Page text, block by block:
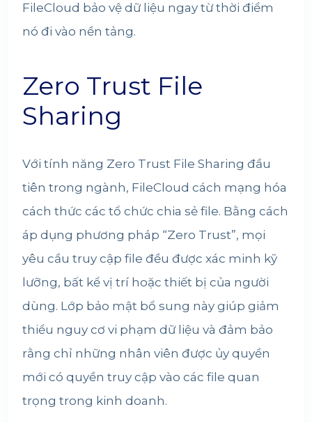
FileCloud bảo vệ dữ liệu ngay từ thời điểm
nó đi vào nền tảng.
Zero Trust File
Sharing
Với tính năng Zero Trust File Sharing đầu
tiên trong ngành, FileCloud cách mạng hóa
cách thức các tổ chức chia sẻ file. Bằng cách
áp dụng phương pháp “Zero Trust”, mọi
yêu cầu truy cập file đều được xác minh kỹ
lưỡng, bất kể vị trí hoặc thiết bị của người
dùng. Lớp bảo mật bổ sung này giúp giảm
thiểu nguy cơ vi phạm dữ liệu và đảm bảo
rằng chỉ những nhân viên được ủy quyền
mới có quyền truy cập vào các file quan
trọng trong kinh doanh.